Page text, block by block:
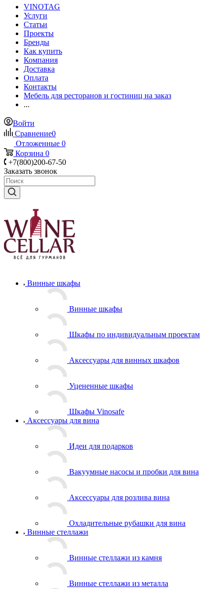
VINOTAG
Услуги
Статьи
Проекты
Бренды
Как купить
Компания
Доставка
Оплата
Контакты
Мебель для ресторанов и гостиниц на заказ
...
Войти
Сравнение0
Отложенные 0
Корзина 0
+7(800)200-67-50
Заказать звонок
Винные шкафы
Винные шкафы
Шкафы по индивидуальным проектам
Аксессуары для винных шкафов
Уцененные шкафы
Шкафы Vinosafe
Аксессуары для вина
Идеи для подарков
Вакуумные насосы и пробки для вина
Аксессуары для розлива вина
Охладительные рубашки для вина
Винные стеллажи
Винные стеллажи из камня
Винные стеллажи из металла